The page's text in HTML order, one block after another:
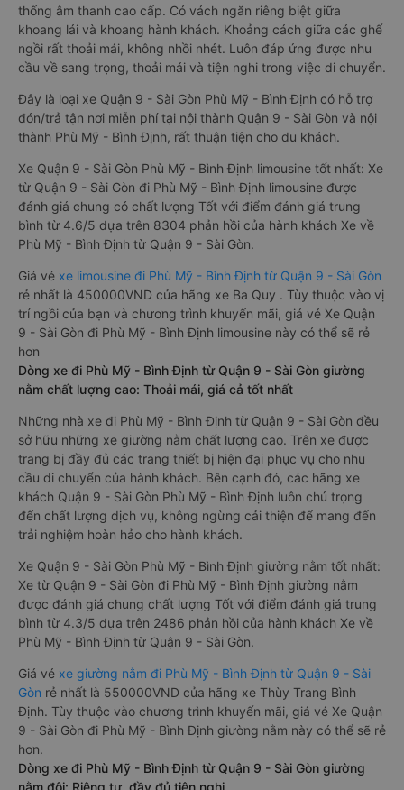
thống âm thanh cao cấp. Có vách ngăn riêng biệt giữa
khoang lái và khoang hành khách. Khoảng cách giữa các ghế
ngồi rất thoải mái, không nhồi nhét. Luôn đáp ứng được nhu
cầu về sang trọng, thoải mái và tiện nghi trong việc di chuyển.
Đây là loại xe Quận 9 - Sài Gòn Phù Mỹ - Bình Định có hỗ trợ
đón/trả tận nơi miễn phí tại nội thành Quận 9 - Sài Gòn và nội
thành Phù Mỹ - Bình Định, rất thuận tiện cho du khách.
Xe Quận 9 - Sài Gòn Phù Mỹ - Bình Định limousine tốt nhất: Xe
từ Quận 9 - Sài Gòn đi Phù Mỹ - Bình Định limousine được
đánh giá chung có chất lượng Tốt với điểm đánh giá trung
bình từ 4.6/5 dựa trên 8304 phản hồi của hành khách Xe về
Phù Mỹ - Bình Định từ Quận 9 - Sài Gòn.
Giá vé xe limousine đi Phù Mỹ - Bình Định từ Quận 9 - Sài Gòn
rẻ nhất là 450000VND của hãng xe Ba Quy . Tùy thuộc vào vị
trí ngồi của bạn và chương trình khuyến mãi, giá vé Xe Quận
9 - Sài Gòn đi Phù Mỹ - Bình Định limousine này có thể sẽ rẻ
hơn
Dòng xe đi Phù Mỹ - Bình Định từ Quận 9 - Sài Gòn giường
nằm chất lượng cao: Thoải mái, giá cả tốt nhất
Những nhà xe đi Phù Mỹ - Bình Định từ Quận 9 - Sài Gòn đều
sở hữu những xe giường nằm chất lượng cao. Trên xe được
trang bị đầy đủ các trang thiết bị hiện đại phục vụ cho nhu
cầu di chuyển của hành khách. Bên cạnh đó, các hãng xe
khách Quận 9 - Sài Gòn Phù Mỹ - Bình Định luôn chú trọng
đến chất lượng dịch vụ, không ngừng cải thiện để mang đến
trải nghiệm hoàn hảo cho hành khách.
Xe Quận 9 - Sài Gòn Phù Mỹ - Bình Định giường nằm tốt nhất:
Xe từ Quận 9 - Sài Gòn đi Phù Mỹ - Bình Định giường nằm
được đánh giá chung chất lượng Tốt với điểm đánh giá trung
bình từ 4.3/5 dựa trên 2486 phản hồi của hành khách Xe về
Phù Mỹ - Bình Định từ Quận 9 - Sài Gòn.
Giá vé xe giường nằm đi Phù Mỹ - Bình Định từ Quận 9 - Sài
Gòn rẻ nhất là 550000VND của hãng xe Thùy Trang Bình
Định. Tùy thuộc vào chương trình khuyến mãi, giá vé Xe Quận
9 - Sài Gòn đi Phù Mỹ - Bình Định giường nằm này có thể sẽ rẻ
hơn.
Dòng xe đi Phù Mỹ - Bình Định từ Quận 9 - Sài Gòn giường
nằm đôi: Riêng tư, đầy đủ tiện nghi